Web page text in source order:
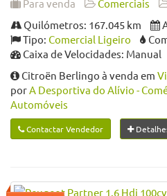
Para venda Comerciais
Quilómetros: 167.045 km
Tipo: Comercial Ligeiro
Caixa de Velocidades: Manual
Citroën Berlingo à venda em
porA Desportiva do Alívio -
Automóveis
Contactar Vendedor